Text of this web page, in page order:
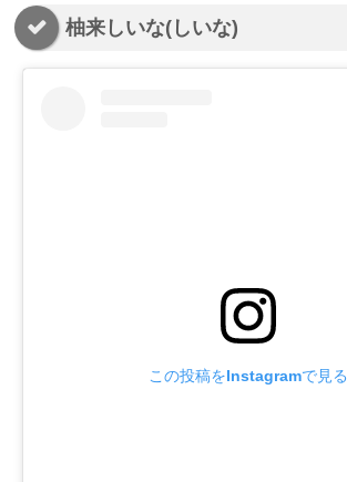
柚来しいな(しいな)
この投稿をInstagramで見る